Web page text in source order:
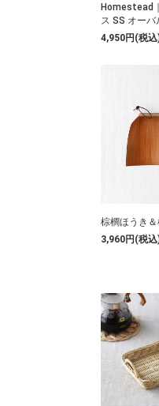
Homestead
ス SS オーバ
4,950円(税込
棕櫚ほうき
3,960円(税込